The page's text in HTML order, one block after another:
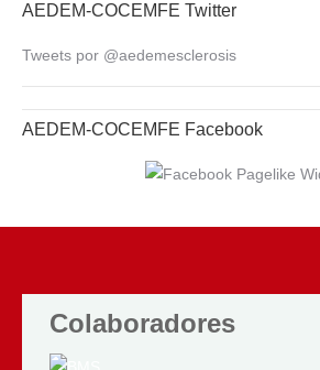
AEDEM-COCEMFE Twitter
Tweets por @aedemesclerosis
AEDEM-COCEMFE Facebook
Colaboradores